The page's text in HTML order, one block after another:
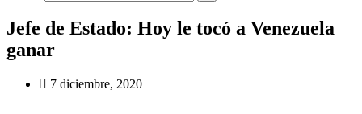
Jefe de Estado: Hoy le tocó a Venezuela
ganar
7 diciembre, 2020